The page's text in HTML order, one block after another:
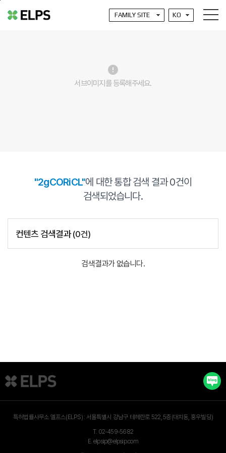
error
서브이미지를 등록해주세요.
"2gCORiCL"에 대한 통합 검색 결과0건이
검색되었습니다.
컨텐츠 검색결과(0건)
검색결과가 없습니다.
특허법률사무소 엘프스(ELPS) : 서울특별시 강남구 테헤란로 522, 5층(대치동, 홍우빌딩)
T. 02-459-5682
E. elpsip@elpsip.com